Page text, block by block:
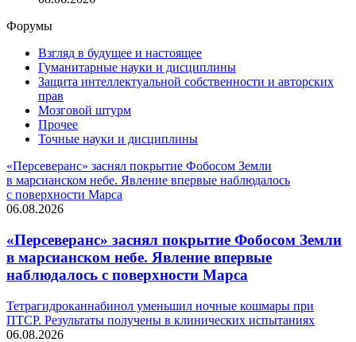
Форумы
Взгляд в будущее и настоящее
Гуманитарные науки и дисциплины
Защита интеллектуальной собственности и авторских
прав
Мозговой штурм
Прочее
Точные науки и дисциплины
«Персеверанс» заснял покрытие Фобосом Земли
в марсианском небе. Явление впервые наблюдалось
с поверхности Марса
06.08.2026
«Персеверанс» заснял покрытие Фобосом Земли
в марсианском небе. Явление впервые
наблюдалось с поверхности Марса
Тетрагидроканнабинол уменьшил ночные кошмары при
ПТСР. Результаты получены в клинических испытаниях
06.08.2026